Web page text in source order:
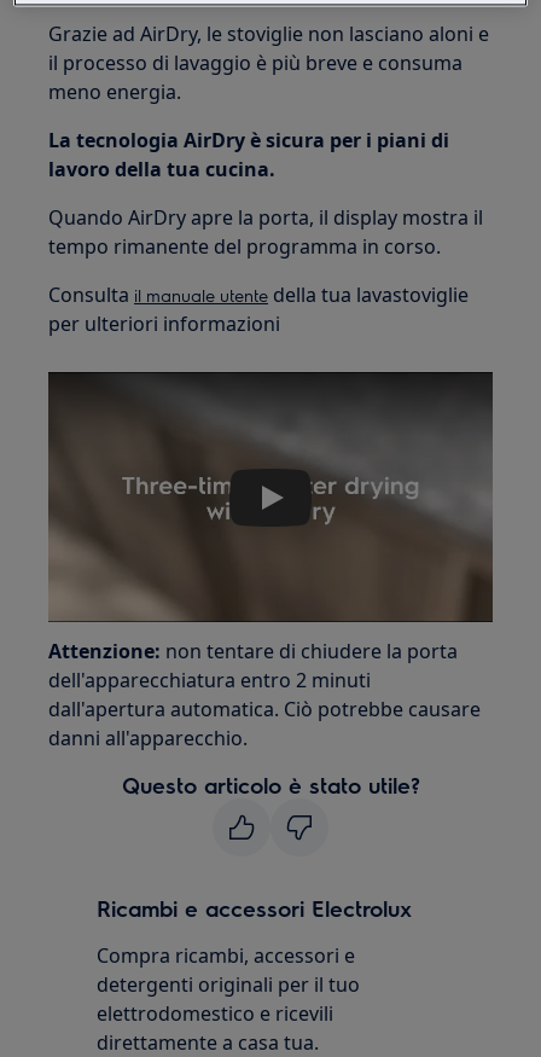
Grazie ad AirDry, le stoviglie non lasciano aloni e
il processo di lavaggio è più breve e consuma
meno energia.
La tecnologia AirDry è sicura per i piani di
lavoro della tua cucina.
Quando AirDry apre la porta, il display mostra il
tempo rimanente del programma in corso.
Consulta il manuale utente della tua lavastoviglie
per ulteriori informazioni
Play
Attenzione: non tentare di chiudere la porta
dell'apparecchiatura entro 2 minuti
dall'apertura automatica. Ciò potrebbe causare
danni all'apparecchio.
Questo articolo è stato utile?
Ricambi e accessori Electrolux
Compra ricambi, accessori e
detergenti originali per il tuo
elettrodomestico e ricevili
direttamente a casa tua.